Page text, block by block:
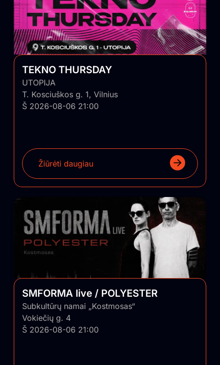
TEKNO THURSDAY
UTOPIJA
T. Kosciuškos g. 1, Vilnius
Š 2026-08-06 21:00
Žiūrėti daugiau
SMFORMA live / POLYESTER
Subkultūrų namai „Kostmosas“
Vokiečių g. 4
Š 2026-08-06 21:00